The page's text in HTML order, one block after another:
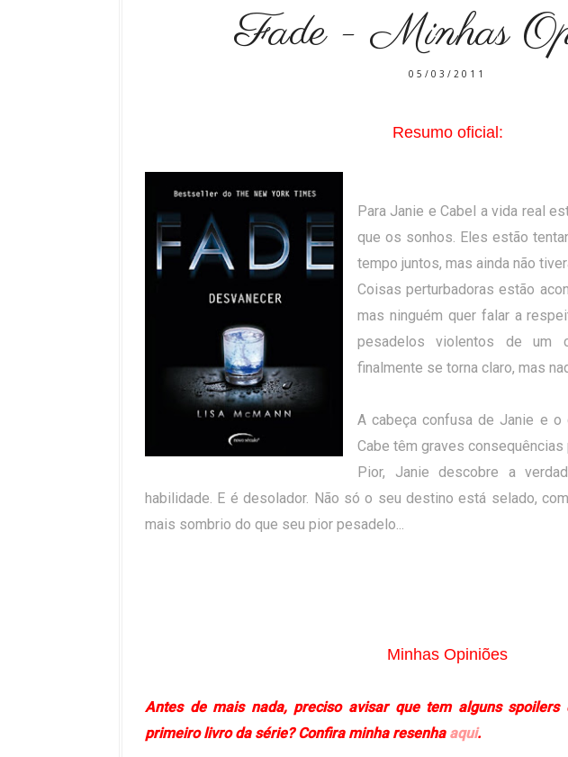
Fade - Minhas
05/03/2011
Resumo oficial:
Para Janie e Cabel a vida real
que os sonhos. Eles estão
tempo juntos, mas ainda não
Coisas perturbadoras estão
mas ninguém quer falar a
pesadelos violentos de um
finalmente se torna claro, mas
A cabeça confusa de Janie e o
Cabe têm graves consequências
Pior, Janie descobre a
habilidade. E é desolador. Não só o seu destino está selado,
mais sombrio do que seu pior pesadelo...
Minhas Opiniões
Antes de mais nada, preciso avisar que tem alguns spoilers
primeiro livro da série? Confira minha resenha aqui.